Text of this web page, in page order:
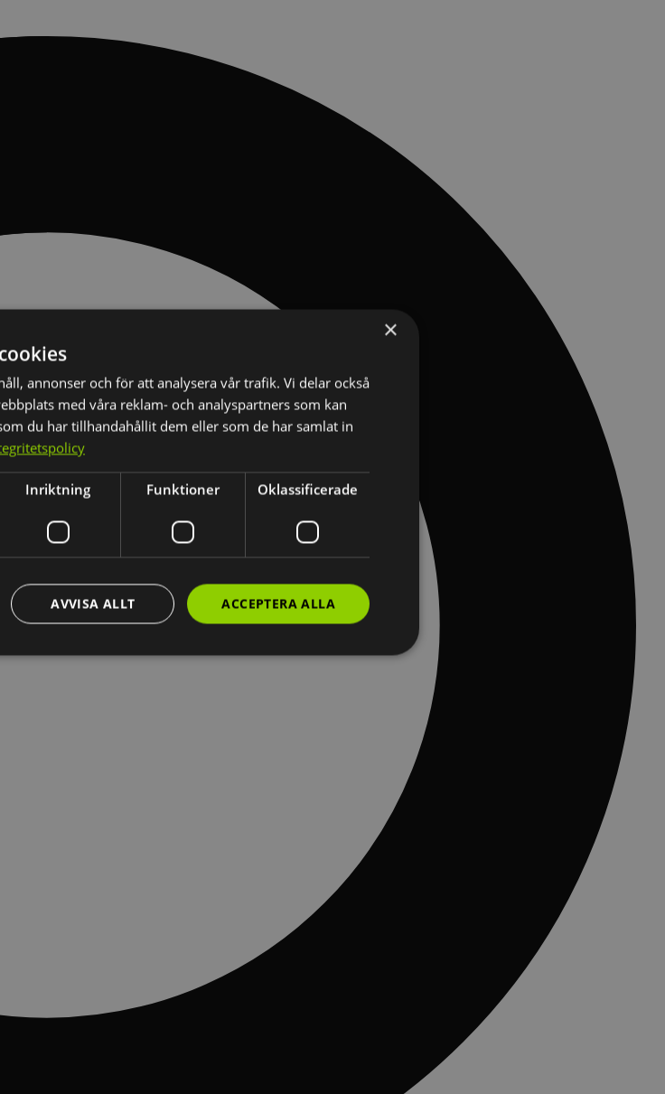
×
annonser och för att analysera vår trafik. Vi delar också
med våra reklam- och analyspartners som kan
du har tillhandahållit dem eller som de har samlat in
Inriktning Funktioner Oklassificerade
ACCEPTERA ALLA
AVVISA ALLT